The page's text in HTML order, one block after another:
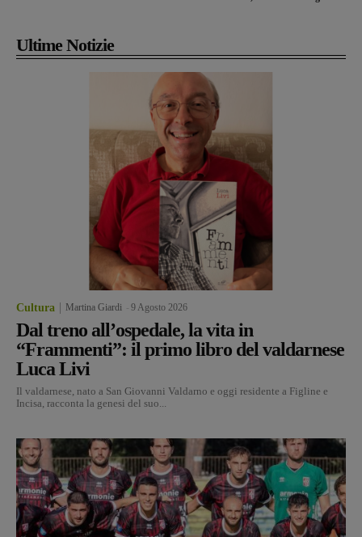
Ultime Notizie
Cultura Martina Giardi 9 Agosto 2026
Dal treno all’ospedale, la vita in
“Frammenti”: il primo libro del valdarnese
Luca Livi
Il valdarnese, nato a San Giovanni Valdarno e oggi residente a Figline e
Incisa, racconta la genesi del suo...